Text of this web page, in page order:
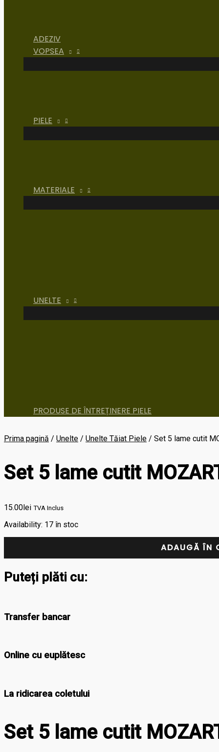
ADEZIV
VOPSEA
PIELE
MATERIALE
UNELTE
PRODUSE DE ÎNTREȚINERE PIELE
Prima pagină / Unelte / Unelte Tăiat Piele / Set 5 lame cutit
Set 5 lame cutit
15.00 lei TVA Inclus
Availability: 17 în stoc
ADAUGĂ ÎN
Puteți plăti cu:
Transfer bancar
Online cu euplătesc
La ridicarea coletului
Set 5 lame cutit